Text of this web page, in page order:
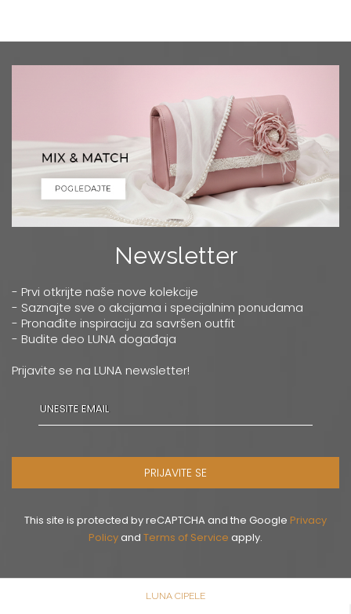
Newsletter
- Prvi otkrijte naše nove kolekcije
- Saznajte sve o akcijama i specijalnim ponudama
- Pronađite inspiraciju za savršen outfit
- Budite deo LUNA događaja
Prijavite se na LUNA newsletter!
PRIJAVITE SE
This site is protected by reCAPTCHA and the Google Privacy
Policyand Terms of Service apply.
LUNA CIPELE